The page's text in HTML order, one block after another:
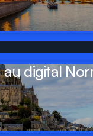
digital